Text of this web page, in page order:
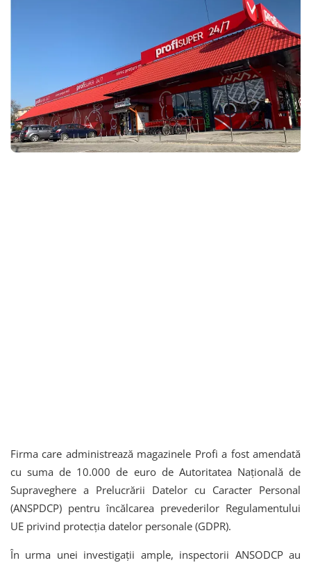
Firma care administrează magazinele Profi a fost amendată
cu suma de 10.000 de euro de Autoritatea Națională de
Supraveghere a Prelucrării Datelor cu Caracter Personal
(ANSPDCP) pentru încălcarea prevederilor Regulamentului
UE privind protecția datelor personale (GDPR).
În urma unei investigații ample, inspectorii ANSODCP au